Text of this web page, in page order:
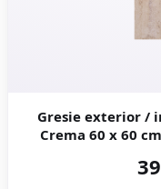
Gresie exterior /
Crema 60 x 60 cm lucioasa rectificata tip piatra